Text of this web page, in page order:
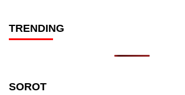
TRENDING
SOROT